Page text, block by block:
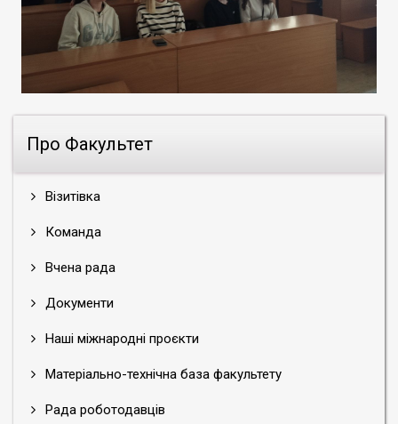
Про Факультет
Візитівка
Команда
Вчена рада
Документи
Наші міжнародні проєкти
Матеріально-технічна база факультету
Рада роботодавців